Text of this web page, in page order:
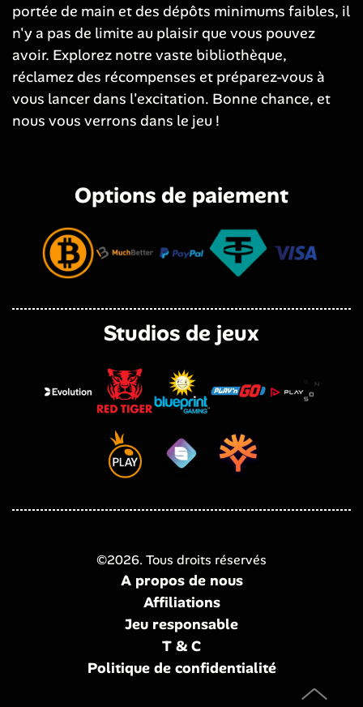
portée de main et des dépôts minimums faibles, il
n'y a pas de limite au plaisir que vous pouvez
avoir. Explorez notre vaste bibliothèque,
réclamez des récompenses et préparez-vous à
vous lancer dans l'excitation. Bonne chance, et
nous vous verrons dans le jeu !
Options de paiement
Studios de jeux
©2026. Tous droits réservés
A propos de nous
Affiliations
Jeu responsable
T & C
Politique de confidentialité